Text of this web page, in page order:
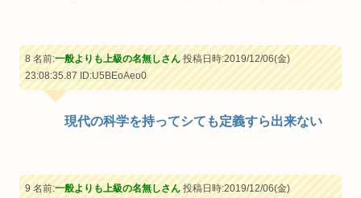
8 名前:一般よりも上級の名無しさん投稿日時:2019/12/06(金)
23:08:35.87ID:U5BEoAeo0
現代の科学を持ってシても定義すら出来ない
9 名前:一般よりも上級の名無しさん投稿日時:2019/12/06(金)